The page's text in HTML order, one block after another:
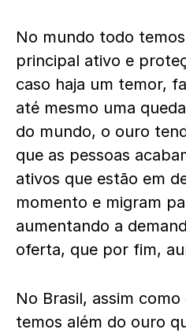
No mundo todo
principal ativo e
caso haja um temor,
até mesmo uma
do mundo, o ouro
que as pessoas
ativos que estão em
momento e migram
aumentando a
oferta, que por fim,
No Brasil, assim
temos além do ouro